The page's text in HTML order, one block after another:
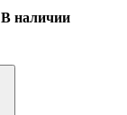
В наличии